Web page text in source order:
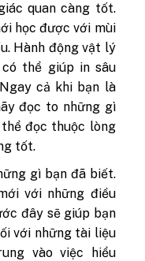
quan càng tốt.
học được với mùi
Hành động vật lý
thể giúp in sâu
cả khi bạn là
đọc to những gì
thể đọc thuộc lòng
tốt.
gì bạn đã biết.
với những điều
đây sẽ giúp bạn
với những tài liệu
vào việc hiểu